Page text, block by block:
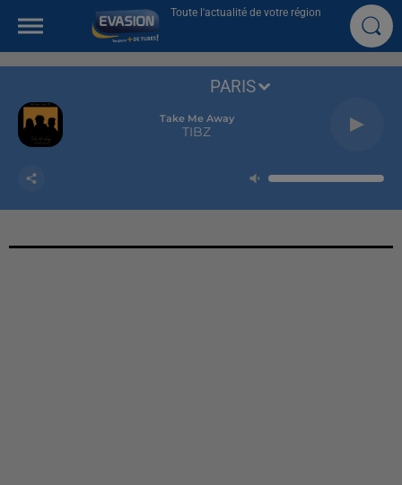
Toute l'actualité de votre région
Take Me Away
TIBZ
PARIS